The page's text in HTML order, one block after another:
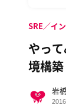
やっ
境構築
SRE／イ
岩